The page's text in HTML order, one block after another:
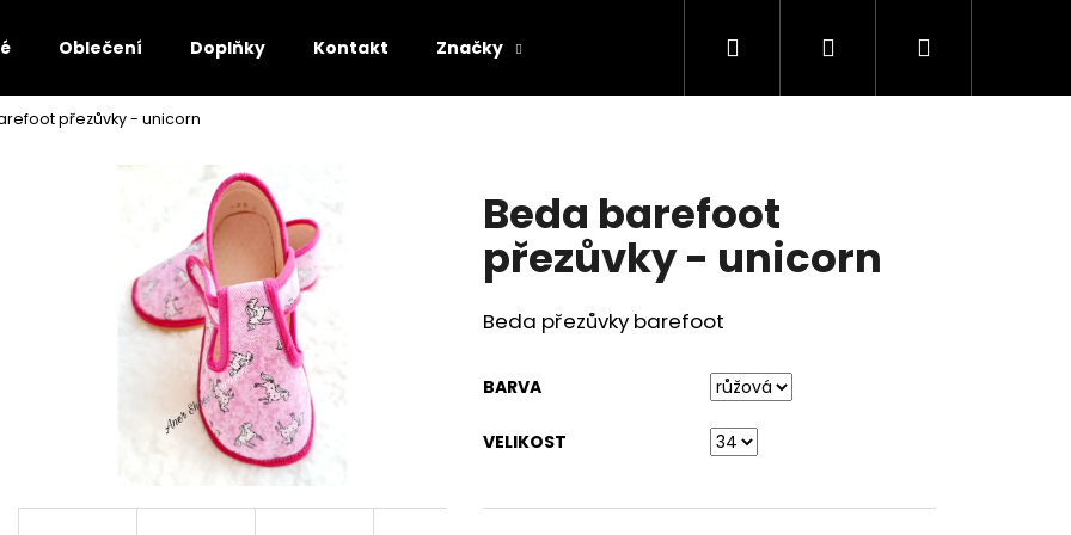
Oblečení Doplňky Kontakt Značky Hledat PřihlášeníNákupní
přezůvky - unicorn
Beda barefoot
přezůvky - unicorn
Beda přezůvky barefoot
BARVA
VELIKOST
Co potřebujete najít?
Doporučujeme